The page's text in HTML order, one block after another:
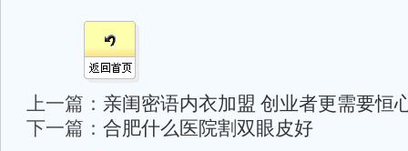
上一篇： 亲闺密语内衣加盟 创业者更需要恒
下一篇： 合肥什么医院割双眼皮好